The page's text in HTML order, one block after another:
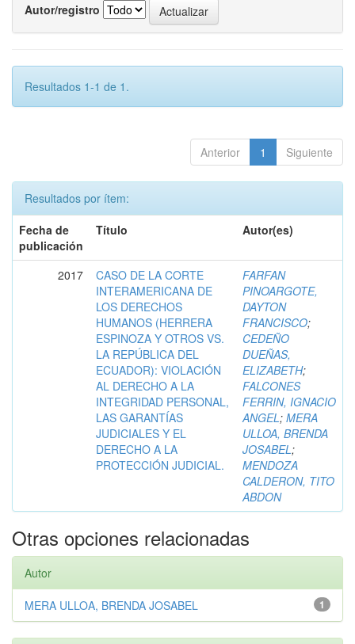
Autor/registro
Resultados 1-1 de 1.
Anterior 1 Siguiente
Resultados por ítem:
Fecha de
publicación
Título Autor(es)
2017
CASO DE LA CORTE
INTERAMERICANA DE
LOS DERECHOS
HUMANOS (HERRERA
ESPINOZA Y OTROS VS.
LA REPÚBLICA DEL
ECUADOR): VIOLACIÓN
AL DERECHO A LA
INTEGRIDAD PERSONAL,
LAS GARANTÍAS
JUDICIALES Y EL
DERECHO A LA
PROTECCIÓN JUDICIAL.
FARFAN
PINOARGOTE,
DAYTON
FRANCISCO;
CEDEÑO
DUEÑAS,
ELIZABETH;
FALCONES
FERRIN, IGNACIO
ANGEL; MERA
ULLOA, BRENDA
JOSABEL;
MENDOZA
CALDERON, TITO
ABDON
Otras opciones relacionadas
Autor
1
MERA ULLOA, BRENDA JOSABEL